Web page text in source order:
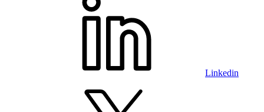
Linkedin